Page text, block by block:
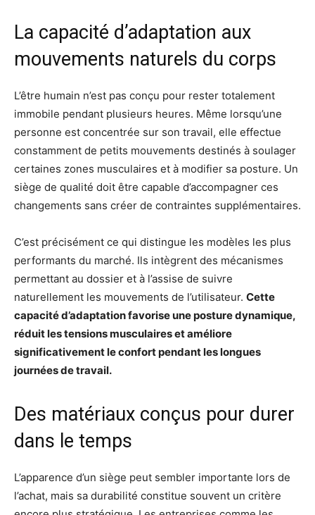
La capacité d’adaptation aux
mouvements naturels du corps
L’être humain n’est pas conçu pour rester totalement
immobile pendant plusieurs heures. Même lorsqu’une
personne est concentrée sur son travail, elle effectue
constamment de petits mouvements destinés à soulager
certaines zones musculaires et à modifier sa posture. Un
siège de qualité doit être capable d’accompagner ces
changements sans créer de contraintes supplémentaires.
C’est précisément ce qui distingue les modèles les plus
performants du marché. Ils intègrent des mécanismes
permettant au dossier et à l’assise de suivre
naturellement les mouvements de l’utilisateur. Cette
capacité d’adaptation favorise une posture dynamique,
réduit les tensions musculaires et améliore
significativement le confort pendant les longues
journées de travail.
Des matériaux conçus pour durer
dans le temps
L’apparence d’un siège peut sembler importante lors de
l’achat, mais sa durabilité constitue souvent un critère